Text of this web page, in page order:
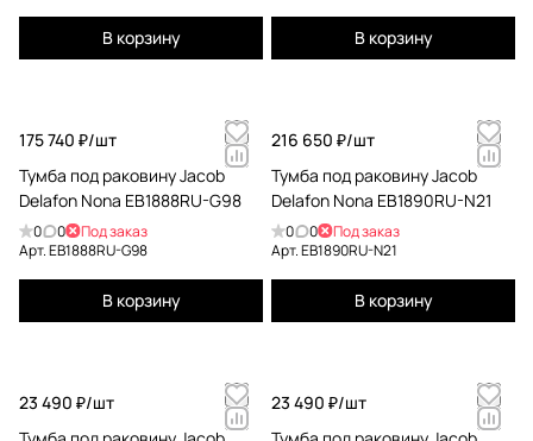
В корзину В корзину
175 740 ₽/шт
Тумба под раковину Jacob
Delafon Nona EB1888RU-G98
0 0
Под заказ
Арт.EB1888RU-G98
В корзину
216 650 ₽/шт
Тумба под раковину Jacob
Delafon Nona EB1890RU-N21
0 0
Под заказ
Арт.EB1890RU-N21
В корзину
23 490 ₽/шт
23 490 ₽/шт